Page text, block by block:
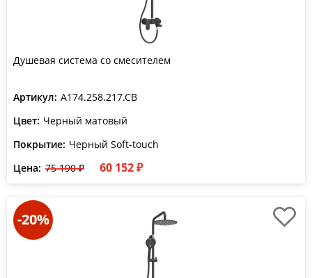
Душевая система со смесителем
Артикул: A174.258.217.CB
Цвет: Черный матовый
Покрытие: Черный Soft-touch
Цена: 75 190 ₽ 60 152 ₽
-20%